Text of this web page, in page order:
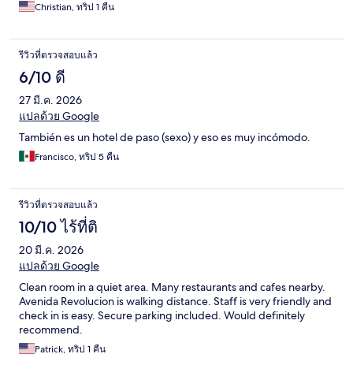
Christian, ทริป 1 คืน
รีวิวที่ตรวจสอบแล้ว
6/10 ดี
27 มี.ค. 2026
แปลด้วย Google
También es un hotel de paso (sexo) y eso es muy incómodo.
Francisco, ทริป 5 คืน
รีวิวที่ตรวจสอบแล้ว
10/10 ไร้ที่ติ
20 มี.ค. 2026
แปลด้วย Google
Clean room in a quiet area. Many restaurants and cafes nearby.
Avenida Revolucion is walking distance. Staff is very friendly and
check in is easy. Secure parking included. Would definitely
recommend.
Patrick, ทริป 1 คืน